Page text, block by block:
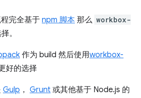
完全基于 npm 脚本 那么 workbox-
。
作为 build 然后使用workbox-
好的选择
Gulp ， Grunt 或其他基于 Node.js 的